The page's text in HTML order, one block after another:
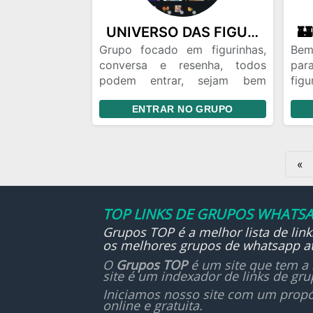
✅ Nada de conteúdo ilegal ou
ofensivo
✅ Proibido spam e links sem
autorização
Se veio pela diversão, já chega
mandando sua melhor
figurinha! 🔥😈
de
UNIVERSO DAS FIGURINHAS 3.0
Grupo focado em figurinhas,
conversa e resenha, todos
podem entrar, sejam bem
figurinhas.ENTRAR NO GRUPO
«
TOP LINKS DE GRUPOS
Grupos TOP é a melhor lista de
os melhores grupos de whatsapp
O Grupos TOPé um site que tem a
site é um indexador de links de
Iniciamos nosso site com um
online e gratuita.